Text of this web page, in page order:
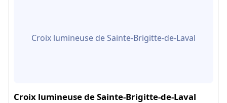
Croix lumineuse de Sainte-Brigitte-de-Laval
Croix lumineuse de Sainte-Brigitte-de-Laval